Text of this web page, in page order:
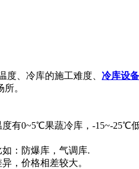
、冷库的施工难度、 冷库设备
。
有0~5℃果蔬冷库，-15~-25℃
：防爆库，气调库.
，价格相差较大。